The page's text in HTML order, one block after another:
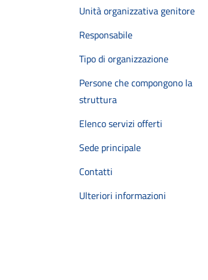
Unità organizzativa genitore
Responsabile
Tipo di organizzazione
Persone che compongono la
struttura
Elenco servizi offerti
Sede principale
Contatti
Ulteriori informazioni